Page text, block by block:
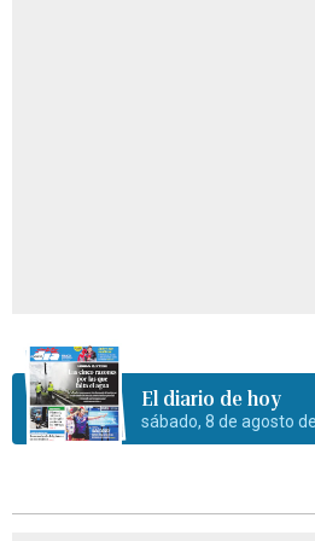
El diario de hoy
sábado, 8 de agosto